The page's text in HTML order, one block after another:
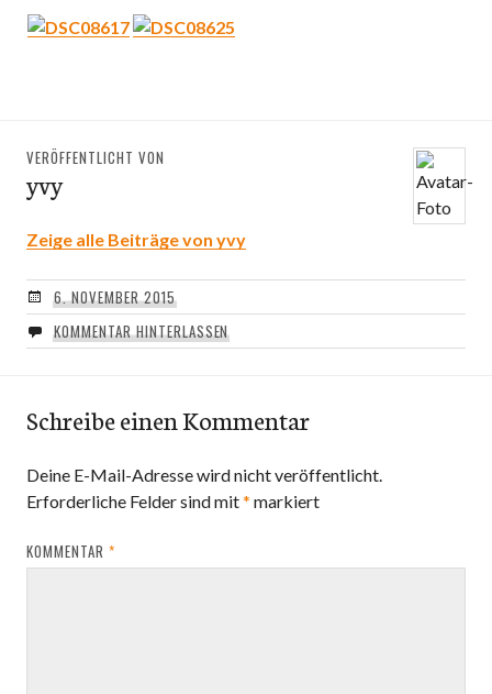
VERÖFFENTLICHT VON
yvy
Zeige alle Beiträge von yvy
6. NOVEMBER 2015
KOMMENTAR HINTERLASSEN
Schreibe einen Kommentar
Deine E-Mail-Adresse wird nicht veröffentlicht.
Erforderliche Felder sind mit* markiert
KOMMENTAR *